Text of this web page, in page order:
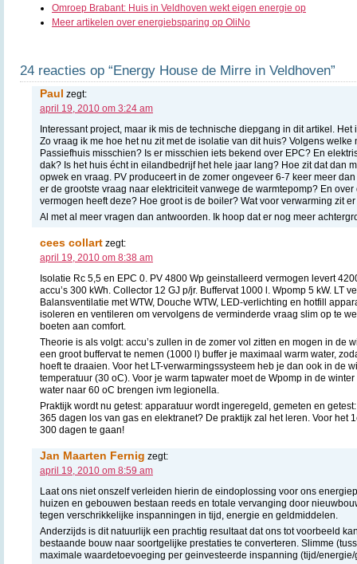
Omroep Brabant: Huis in Veldhoven wekt eigen energie op
Meer artikelen over energiebsparing op OliNo
24 reacties op “Energy House de Mirre in Veldhoven”
Paul zegt:
april 19, 2010 om 3:24 am
Interessant project, maar ik mis de technische diepgang in dit artikel.
Zo vraag ik me hoe het nu zit met de isolatie van dit huis? Volgens welke
Passiefhuis misschien? Is er misschien iets bekend over EPC? En
dak? Is het huis écht in eilandbedrijf het hele jaar lang? Hoe zit dat dan
opwek en vraag. PV produceert in de zomer ongeveer 6-7 keer meer
er de grootste vraag naar elektriciteit vanwege de warmtepomp? En
vermogen heeft deze? Hoe groot is de boiler? Wat voor verwarming zit
Al met al meer vragen dan antwoorden. Ik hoop dat er nog meer
cees collart zegt:
april 19, 2010 om 8:38 am
Isolatie Rc 5,5 en EPC 0. PV 4800 Wp geinstalleerd vermogen levert
accu’s 300 kWh. Collector 12 GJ p/jr. Buffervat 1000 l. Wpomp 5 kW. LT
Balansventilatie met WTW, Douche WTW, LED-verlichting en hotfill
isoleren en ventileren om vervolgens de verminderde vraag slim op te
boeten aan comfort.
Theorie is als volgt: accu’s zullen in de zomer vol zitten en mogen in de
een groot buffervat te nemen (1000 l) buffer je maximaal warm water,
hoeft te draaien. Voor het LT-verwarmingssysteem heb je dan ook in de
temperatuur (30 oC). Voor je warm tapwater moet de Wpomp in de
water naar 60 oC brengen ivm legionella.
Praktijk wordt nu getest: apparatuur wordt ingeregeld, gemeten en
365 dagen los van gas en elektranet? De praktijk zal het leren. Voor het
300 dagen te gaan!
Jan Maarten Fernig zegt:
april 19, 2010 om 8:59 am
Laat ons niet onszelf verleiden hierin de eindoplossing voor ons
huizen en gebouwen bestaan reeds en totale vervanging door
tegen verschrikkelijke inspanningen in tijd, energie en geldmiddelen.
Anderzijds is dit natuurlijk een prachtig resultaat dat ons tot voorbeeld
bestaande bouw naar soortgelijke prestaties te converteren. Slimme
maximale waardetoevoeging per geinvesteerde inspanning (tijd/energie/